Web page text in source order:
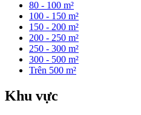
80 - 100 m²
100 - 150 m²
150 - 200 m²
200 - 250 m²
250 - 300 m²
300 - 500 m²
Trên 500 m²
Khu vực